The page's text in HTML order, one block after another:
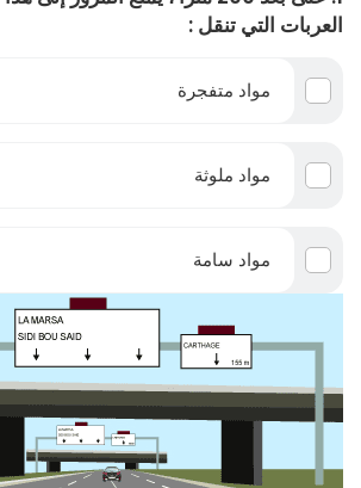
العربات التي تنقل :
مواد متفجرة
مواد ملوثة
مواد سامة